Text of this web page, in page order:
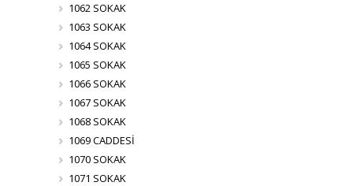
1062 SOKAK
1063 SOKAK
1064 SOKAK
1065 SOKAK
1066 SOKAK
1067 SOKAK
1068 SOKAK
1069 CADDESİ
1070 SOKAK
1071 SOKAK